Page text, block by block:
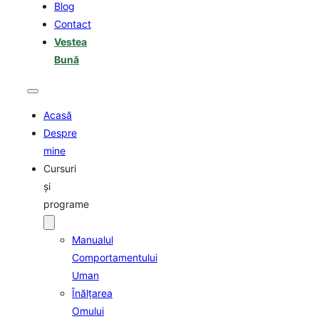
Blog
Contact
Vestea
Bună
Acasă
Despre
mine
Cursuri
şi
programe
Manualul
Comportamentului
Uman
Înălţarea
Omului